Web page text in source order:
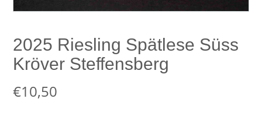
2025 Riesling Spätlese Süss
Kröver Steffensberg
€10,50